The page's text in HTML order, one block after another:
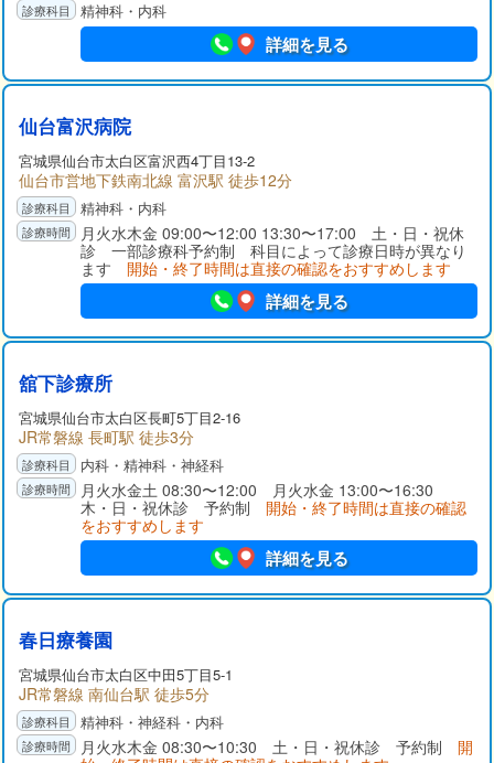
精神科・内科
詳細を見る
仙台富沢病院
宮城県仙台市太白区富沢西4丁目13-2
仙台市営地下鉄南北線 富沢駅 徒歩12分
精神科・内科
月火水木金 09:00〜12:00 13:30〜17:00 土・日・祝休
診 一部診療科予約制 科目によって診療日時が異なり
ます 開始・終了時間は直接の確認をおすすめします
詳細を見る
舘下診療所
宮城県仙台市太白区長町5丁目2-16
JR常磐線 長町駅 徒歩3分
内科・精神科・神経科
月火水金土 08:30〜12:00 月火水金 13:00〜16:30
木・日・祝休診 予約制 開始・終了時間は直接の確認
をおすすめします
詳細を見る
春日療養園
宮城県仙台市太白区中田5丁目5-1
JR常磐線 南仙台駅 徒歩5分
精神科・神経科・内科
月火水木金 08:30〜10:30 土・日・祝休診 予約制 開